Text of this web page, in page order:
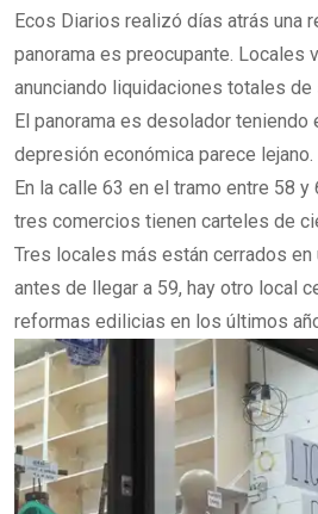
Ecos Diarios realizó días atrás una
panorama es preocupante. Locales
anunciando liquidaciones totales de
El panorama es desolador teniendo
depresión económica parece lejano.
En la calle 63 en el tramo entre 58
tres comercios tienen carteles de
Tres locales más están cerrados en
antes de llegar a 59, hay otro local
reformas edilicias en los últimos